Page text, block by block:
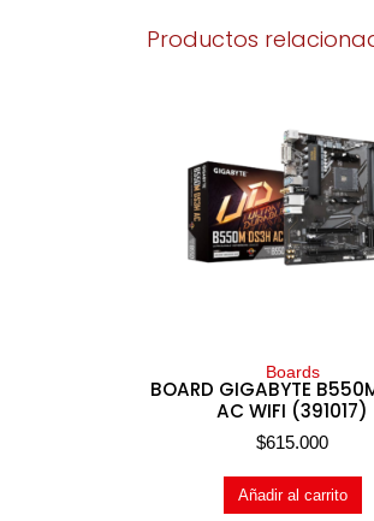
Productos
Boards
BOARD GIGABYTE
AC WIFI (391017)
$615.000
Añadir al carrito